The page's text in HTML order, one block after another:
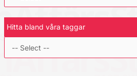
Hitta bland våra taggar